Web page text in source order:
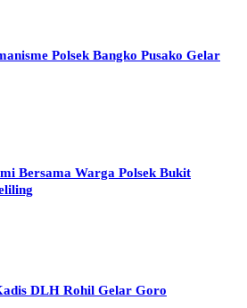
Polsek Bangko Pusako Gelar
Bersama Warga Polsek Bukit
DLH Rohil Gelar Goro